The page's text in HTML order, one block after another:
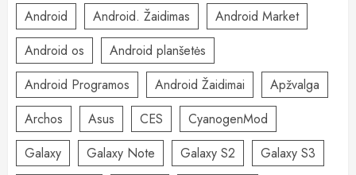
Android Android. Žaidimas
Android Market
Android os
Android planšetės
Android Programos
Android Žaidimai
Apžvalga
Archos
Asus CES
CyanogenMod
Galaxy
Galaxy Note Galaxy S2
Galaxy S3